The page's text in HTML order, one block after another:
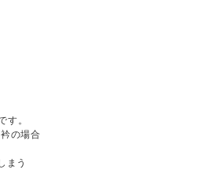
。
の場合
まう